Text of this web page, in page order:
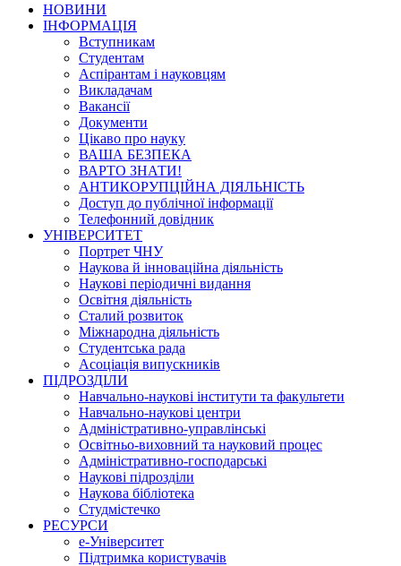
НОВИНИ
ІНФОРМАЦІЯ
Вступникам
Студентам
Аспірантам і науковцям
Викладачам
Вакансії
Документи
Цікаво про науку
ВАША БЕЗПЕКА
ВАРТО ЗНАТИ!
АНТИКОРУПЦІЙНА ДІЯЛЬНІСТЬ
Доступ до публічної інформації
Телефонний довідник
УНІВЕРСИТЕТ
Портрет ЧНУ
Наукова й інноваційна діяльність
Наукові періодичні видання
Освітня діяльність
Сталий розвиток
Міжнародна діяльність
Студентська рада
Асоціація випускників
ПІДРОЗДІЛИ
Навчально-наукові інститути та факультети
Навчально-наукові центри
Адміністративно-управлінські
Освітньо-виховний та науковий процес
Адміністративно-господарські
Наукові підрозділи
Наукова бібліотека
Студмістечко
РЕСУРСИ
е-Університет
Підтримка користувачів